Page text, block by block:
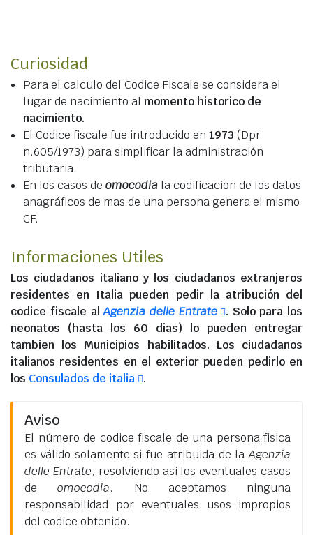
Curiosidad
Para el calculo del Codice Fiscale se considera el
lugar de nacimiento al momento historico de
nacimiento.
El Codice fiscale fue introducido en 1973 (Dpr
n.605/1973) para simplificar la administración
tributaria.
En los casos de omocodia la codificación de los datos
anagráficos de mas de una persona genera el mismo
CF.
Informaciones Utiles
Los ciudadanos italianoy los ciudadanos extranjeros
residentes en Italia pueden pedir la atribución del
codice fiscale alAgenzia delle Entrate
. Solo para los
neonatos (hasta los 60 dias) lo pueden entregar
tambien los Municipios habilitados. Los ciudadanos
italianos residentes en el exteriorpueden pedirlo en
los Consulados de italia .
Aviso
El número de codice fiscale de una persona fisica
es válido solamente si fue atribuida de laAgenzia
delle Entrate, resolviendo asi los eventuales casos
deomocodia. No aceptamos ninguna
responsabilidad por eventuales usos impropios
del codice obtenido.